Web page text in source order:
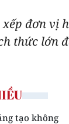
đơn vị
thức lớn
tạo không